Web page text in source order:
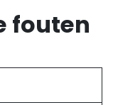
fouten